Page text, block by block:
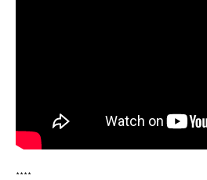
****